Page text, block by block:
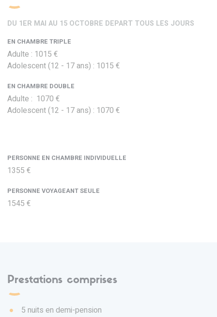
DU 1ER MAI AU 15 OCTOBRE DEPART TOUS LES JOURS
EN CHAMBRE TRIPLE
Adulte : 1015 €
Adolescent (12 - 17 ans) : 1015 €
EN CHAMBRE DOUBLE
Adulte : 1070 €
Adolescent (12 - 17 ans) : 1070 €
PERSONNE EN CHAMBRE INDIVIDUELLE
1355 €
PERSONNE VOYAGEANT SEULE
1545 €
Prestations comprises
5 nuits en demi-pension